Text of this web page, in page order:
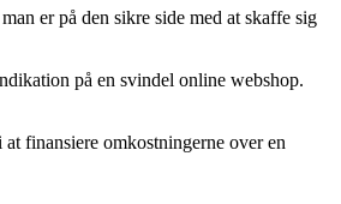
er på den sikre side med at skaffe sig
på en svindel online webshop.
finansiere omkostningerne over en